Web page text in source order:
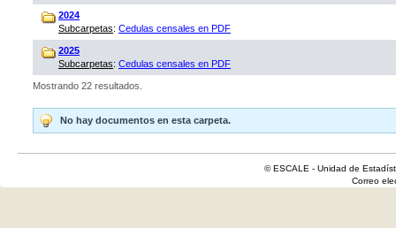
2024
Subcarpetas: Cedulas censales en PDF
2025
Subcarpetas: Cedulas censales en PDF
Mostrando 22 resultados.
No hay documentos en esta carpeta.
© ESCALE - Unidad de
Correo